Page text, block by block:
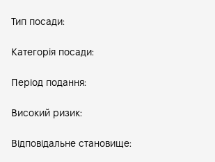
Тип посади:
Категорія посади:
Період подання:
Високий ризик:
Відповідальне становище: